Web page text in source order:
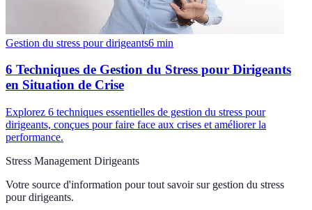
Gestion du stress pour dirigeants6 min
6 Techniques de Gestion du Stress pour Dirigeants
en Situation de Crise
Explorez 6 techniques essentielles de gestion du stress pour
dirigeants, conçues pour faire face aux crises et améliorer la
performance.
Stress Management Dirigeants
Votre source d'information pour tout savoir sur gestion du stress
pour dirigeants.